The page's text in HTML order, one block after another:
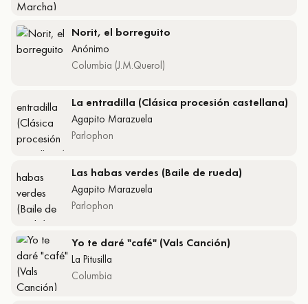
Norit, el borreguito
Anónimo
Columbia (J.M.Querol)
La entradilla (Clásica procesión castellana)
Agapito Marazuela
Parlophon
Las habas verdes (Baile de rueda)
Agapito Marazuela
Parlophon
Yo te daré "café" (Vals Canción)
La Pitusilla
Columbia